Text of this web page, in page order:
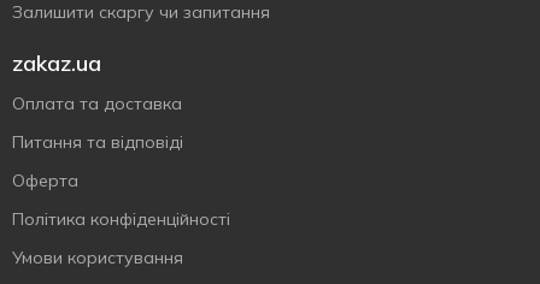
Залишити скаргу чи запитання
zakaz.ua
Оплата та доставка
Питання та відповіді
Оферта
Політика конфіденційності
Умови користування